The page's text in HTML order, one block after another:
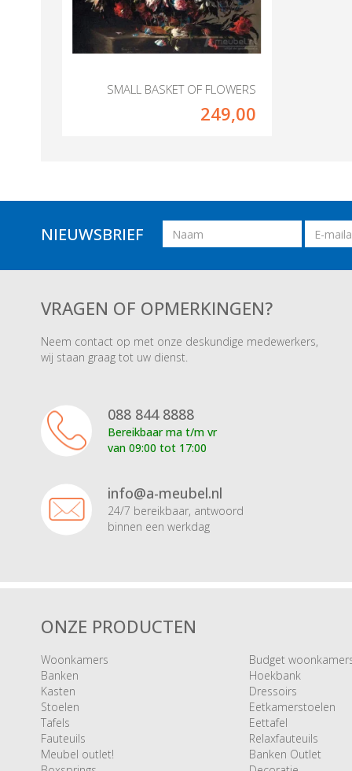
SMALL BASKET OF FLOWERS
249,00
NIEUWSBRIEF Naam
Email
adres
VRAGEN OF OPMERKINGEN?
Neem contact op met onze deskundige medewerkers,
wij staan graag tot uw dienst.
088 844 8888
Bereikbaar ma t/m vr
van 09:00 tot 17:00
info@a-meubel.nl
24/7 bereikbaar, antwoord
binnen een werkdag
ONZE PRODUCTEN
Woonkamers
Banken
Kasten
Stoelen
Tafels
Fauteuils
Meubel outlet!
Budget
Hoekbank
Dressoirs
Eetkamerstoelen
Eettafel
Relaxfauteuils
Banken Outlet